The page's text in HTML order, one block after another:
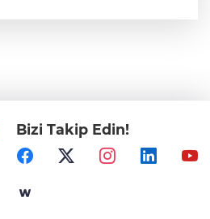
Bizi Takip Edin!